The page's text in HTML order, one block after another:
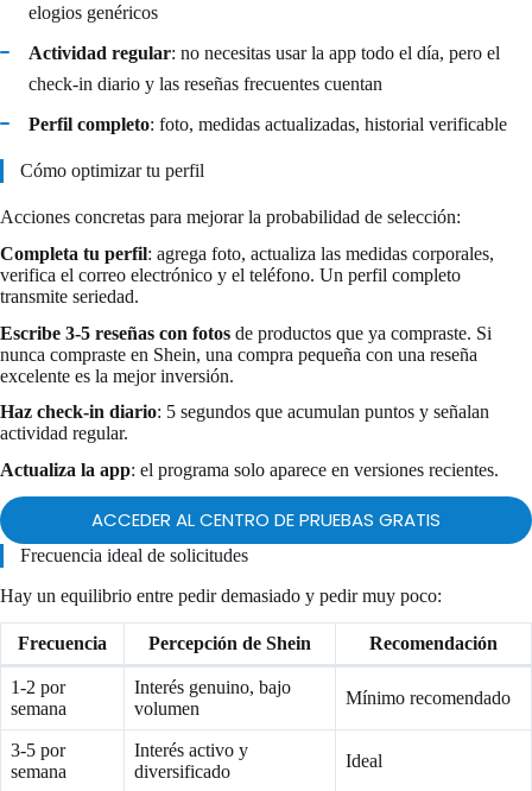
elogios genéricos
Actividad regular: no necesitas usar la app todo el día, pero el
check-in diario y las reseñas frecuentes cuentan
Perfil completo: foto, medidas actualizadas, historial verificable
Cómo optimizar tu perfil
Acciones concretas para mejorar la probabilidad de selección:
Completa tu perfil: agrega foto, actualiza las medidas corporales,
verifica el correo electrónico y el teléfono. Un perfil completo
transmite seriedad.
Escribe 3-5 reseñas con fotos de productos que ya compraste. Si
nunca compraste en Shein, una compra pequeña con una reseña
excelente es la mejor inversión.
Haz check-in diario: 5 segundos que acumulan puntos y señalan
actividad regular.
Actualiza la app: el programa solo aparece en versiones recientes.
ACCEDER AL CENTRO DE PRUEBAS GRATIS
Frecuencia ideal de solicitudes
Hay un equilibrio entre pedir demasiado y pedir muy poco:
Frecuencia Percepción de Shein Recomendación
1-2 por
semana
Interés genuino, bajo
volumen
Mínimo recomendado
3-5 por
semana
Interés activo y
diversificado
Ideal